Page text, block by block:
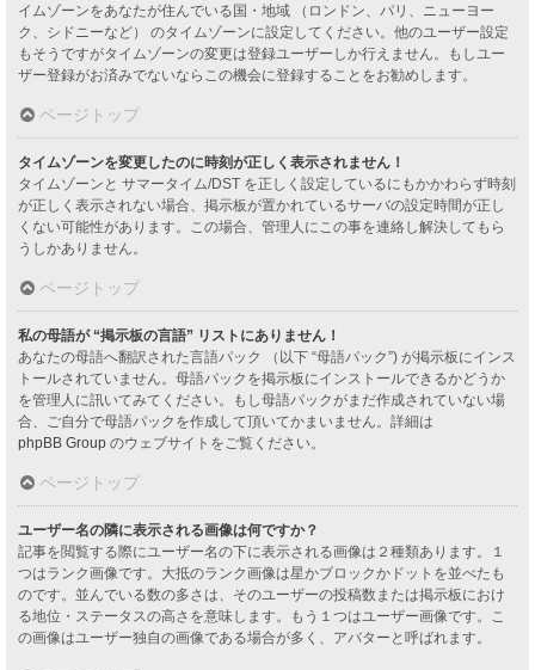
イムゾーンをあなたが住んでいる国・地域 （ロンドン、パリ、ニューヨー
ク、シドニーなど） のタイムゾーンに設定してください。他のユーザー設定
もそうですがタイムゾーンの変更は登録ユーザーしか行えません。もしユー
ザー登録がお済みでないならこの機会に登録することをお勧めします。
ページトップ
タイムゾーンを変更したのに時刻が正しく表示されません！
タイムゾーンと サマータイム/DST を正しく設定しているにもかかわらず時刻
が正しく表示されない場合、掲示板が置かれているサーバの設定時間が正し
くない可能性があります。この場合、管理人にこの事を連絡し解決してもら
うしかありません。
ページトップ
私の母語が “掲示板の言語” リストにありません！
あなたの母語へ翻訳された言語パック （以下 “母語パック”) が掲示板にインス
トールされていません。母語パックを掲示板にインストールできるかどうか
を管理人に訊いてみてください。もし母語パックがまだ作成されていない場
合、ご自分で母語パックを作成して頂いてかまいません。詳細は
phpBB Group のウェブサイトをご覧ください。
ページトップ
ユーザー名の隣に表示される画像は何ですか？
記事を閲覧する際にユーザー名の下に表示される画像は２種類あります。１
つはランク画像です。大抵のランク画像は星かブロックかドットを並べたも
のです。並んでいる数の多さは、そのユーザーの投稿数または掲示板におけ
る地位・ステータスの高さを意味します。もう１つはユーザー画像です。こ
の画像はユーザー独自の画像である場合が多く、アバターと呼ばれます。